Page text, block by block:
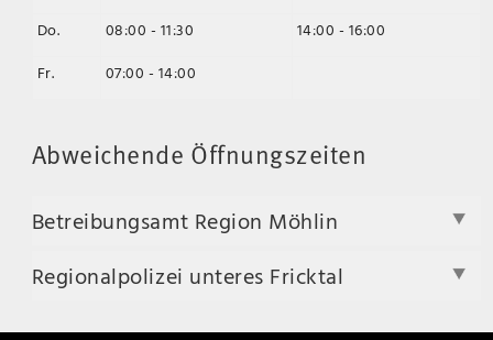
Do.
08:00 - 11:30
14:00 - 16:00
Fr.
07:00 - 14:00
Abweichende Öffnungszeiten
Betreibungsamt Region Möhlin
Regionalpolizei unteres Fricktal